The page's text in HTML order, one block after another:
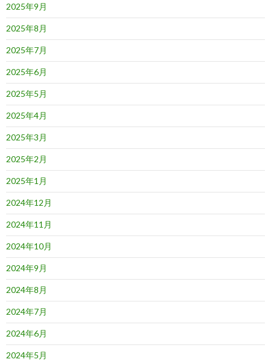
2025年9月
2025年8月
2025年7月
2025年6月
2025年5月
2025年4月
2025年3月
2025年2月
2025年1月
2024年12月
2024年11月
2024年10月
2024年9月
2024年8月
2024年7月
2024年6月
2024年5月